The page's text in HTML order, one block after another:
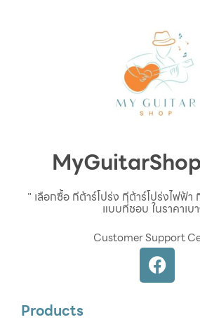
Products
" เลือกซื้อ กีต้าร์โปร่ง กีต้าร์โปร่งไฟฟ้า
แบบที่ชอบ ในราคาเบ
Customer Support